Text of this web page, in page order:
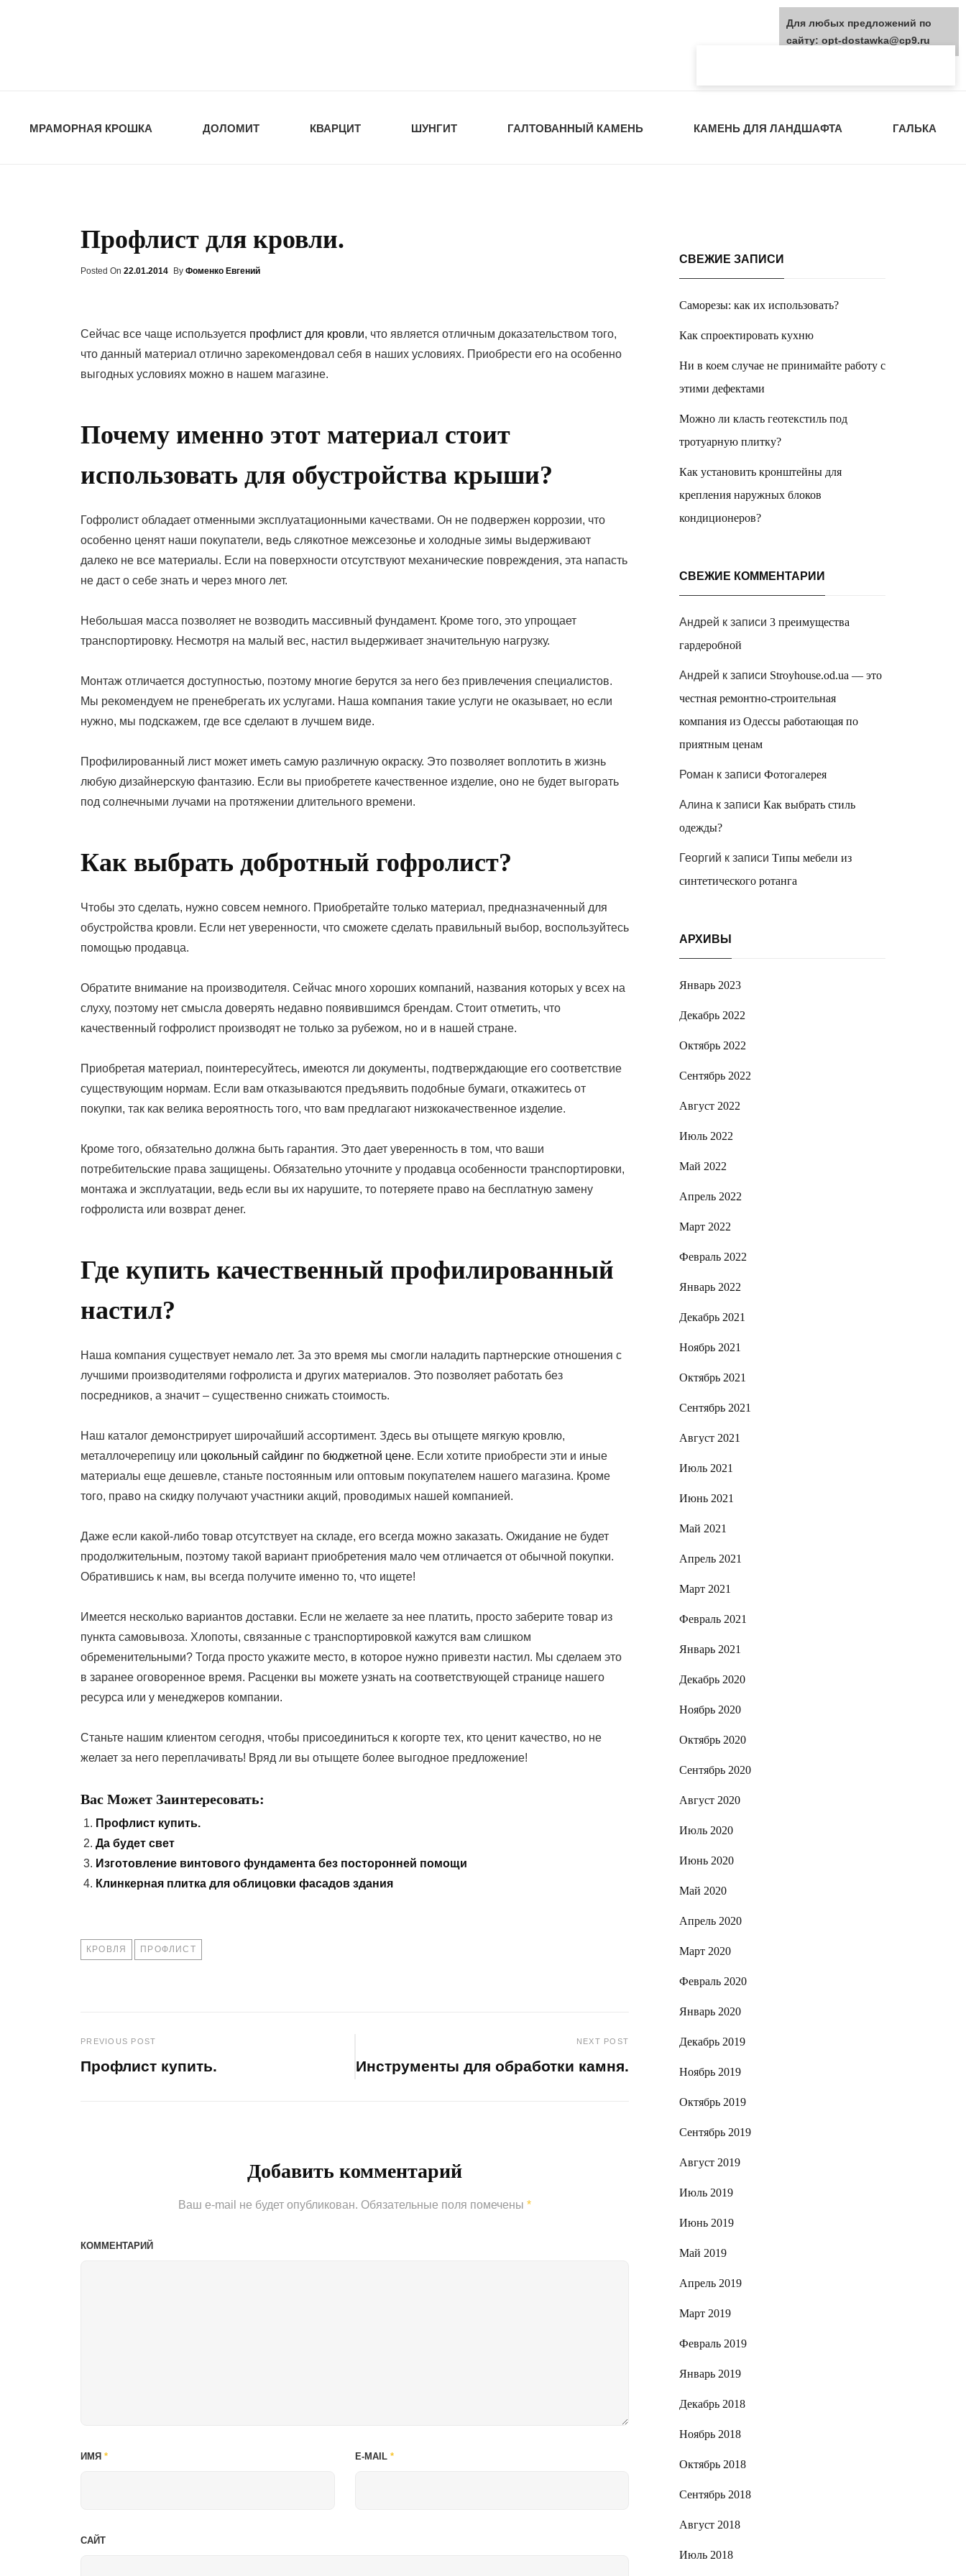
МРАМОРНАЯ КРОШКА ДОЛОМИТ КВАРЦИТ ШУНГИТ ГАЛТОВАННЫЙ КАМЕНЬ КАМЕНЬ ДЛЯ ЛАНДШАФТА ГАЛЬКА
Профлист для кровли.
Posted On Posted
22.01.2014 By Фоменко Евгений
Сейчас все чаще используется профлист для кровли, что является отличным доказательством того,
что данный материал отлично зарекомендовал себя в наших условиях. Приобрести его на особенно
выгодных условиях можно в нашем магазине.
Почему именно этот материал стоит
использовать для обустройства крыши?
Гофролист обладает отменными эксплуатационными качествами. Он не подвержен коррозии, что
особенно ценят наши покупатели, ведь слякотное межсезонье и холодные зимы выдерживают
далеко не все материалы. Если на поверхности отсутствуют механические повреждения, эта напасть
не даст о себе знать и через много лет.
Небольшая масса позволяет не возводить массивный фундамент. Кроме того, это упрощает
транспортировку. Несмотря на малый вес, настил выдерживает значительную нагрузку.
Монтаж отличается доступностью, поэтому многие берутся за него без привлечения специалистов.
Мы рекомендуем не пренебрегать их услугами. Наша компания такие услуги не оказывает, но если
нужно, мы подскажем, где все сделают в лучшем виде.
Профилированный лист может иметь самую различную окраску. Это позволяет воплотить в жизнь
любую дизайнерскую фантазию. Если вы приобретете качественное изделие, оно не будет выгорать
под солнечными лучами на протяжении длительного времени.
Как выбрать добротный гофролист?
Чтобы это сделать, нужно совсем немного. Приобретайте только материал, предназначенный для
обустройства кровли. Если нет уверенности, что сможете сделать правильный выбор, воспользуйтесь
помощью продавца.
Обратите внимание на производителя. Сейчас много хороших компаний, названия которых у всех на
слуху, поэтому нет смысла доверять недавно появившимся брендам. Стоит отметить, что
качественный гофролист производят не только за рубежом, но и в нашей стране.
Приобретая материал, поинтересуйтесь, имеются ли документы, подтверждающие его соответствие
существующим нормам. Если вам отказываются предъявить подобные бумаги, откажитесь от
покупки, так как велика вероятность того, что вам предлагают низкокачественное изделие.
Кроме того, обязательно должна быть гарантия. Это дает уверенность в том, что ваши
потребительские права защищены. Обязательно уточните у продавца особенности транспортировки,
монтажа и эксплуатации, ведь если вы их нарушите, то потеряете право на бесплатную замену
гофролиста или возврат денег.
Где купить качественный профилированный
настил?
Наша компания существует немало лет. За это время мы смогли наладить партнерские отношения с
лучшими производителями гофролиста и других материалов. Это позволяет работать без
посредников, а значит – существенно снижать стоимость.
Наш каталог демонстрирует широчайший ассортимент. Здесь вы отыщете мягкую кровлю,
металлочерепицу или цокольный сайдинг по бюджетной цене. Если хотите приобрести эти и иные
материалы еще дешевле, станьте постоянным или оптовым покупателем нашего магазина. Кроме
того, право на скидку получают участники акций, проводимых нашей компанией.
Даже если какой-либо товар отсутствует на складе, его всегда можно заказать. Ожидание не будет
продолжительным, поэтому такой вариант приобретения мало чем отличается от обычной покупки.
Обратившись к нам, вы всегда получите именно то, что ищете!
Имеется несколько вариантов доставки. Если не желаете за нее платить, просто заберите товар из
пункта самовывоза. Хлопоты, связанные с транспортировкой кажутся вам слишком
обременительными? Тогда просто укажите место, в которое нужно привезти настил. Мы сделаем это
в заранее оговоренное время. Расценки вы можете узнать на соответствующей странице нашего
ресурса или у менеджеров компании.
Станьте нашим клиентом сегодня, чтобы присоединиться к когорте тех, кто ценит качество, но не
желает за него переплачивать! Вряд ли вы отыщете более выгодное предложение!
Вас Может Заинтересовать:
Профлист купить.
Да будет свет
Изготовление винтового фундамента без посторонней помощи
Клинкерная плитка для облицовки фасадов здания
TAGS
КРОВЛЯ ПРОФЛИСТ
Навигация
PREVIOUS POST
Профлист купить.
NEXT POST
Инструменты для обработки камня.
Добавить комментарий
Ваш e-mail не будет опубликован. Обязательные поля помечены *
КОММЕНТАРИЙ
ИМЯ * E-MAIL *
САЙТ
СВЕЖИЕ ЗАПИСИ
Саморезы: как их использовать?
Как спроектировать кухню
Ни в коем случае не принимайте работу с
этими дефектами
Можно ли класть геотекстиль под
тротуарную плитку?
Как установить кронштейны для
крепления наружных блоков
кондиционеров?
СВЕЖИЕ КОММЕНТАРИИ
Андрей к записи 3 преимущества
гардеробной
Андрей к записи Stroyhouse.od.ua — это
честная ремонтно-строительная
компания из Одессы работающая по
приятным ценам
Роман к записи Фотогалерея
Алина к записи Как выбрать стиль
одежды?
Георгий к записи Типы мебели из
синтетического ротанга
АРХИВЫ
Январь 2023
Декабрь 2022
Октябрь 2022
Сентябрь 2022
Август 2022
Июль 2022
Май 2022
Апрель 2022
Март 2022
Февраль 2022
Январь 2022
Декабрь 2021
Ноябрь 2021
Октябрь 2021
Сентябрь 2021
Август 2021
Июль 2021
Июнь 2021
Май 2021
Апрель 2021
Март 2021
Февраль 2021
Январь 2021
Декабрь 2020
Ноябрь 2020
Октябрь 2020
Сентябрь 2020
Август 2020
Июль 2020
Июнь 2020
Май 2020
Апрель 2020
Март 2020
Февраль 2020
Январь 2020
Декабрь 2019
Ноябрь 2019
Октябрь 2019
Сентябрь 2019
Август 2019
Июль 2019
Июнь 2019
Май 2019
Апрель 2019
Март 2019
Февраль 2019
Январь 2019
Декабрь 2018
Ноябрь 2018
Октябрь 2018
Сентябрь 2018
Август 2018
Июль 2018
Для любых предложений по
сайту: opt-dostawka@cp9.ru